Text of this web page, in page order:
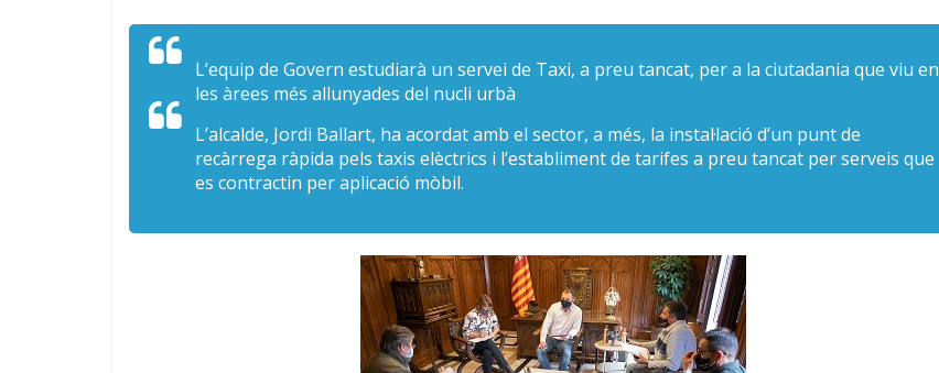
L’equip de Govern estudiarà un servei de Taxi, a preu tancat, per a la ciutadania que viu en
les àrees més allunyades del nucli urbà
L’alcalde, Jordi Ballart, ha acordat amb el sector, a més, la instal·lació d’un punt de
recàrrega ràpida pels taxis elèctrics i l’establiment de tarifes a preu tancat per serveis que
es contractin per aplicació mòbil.